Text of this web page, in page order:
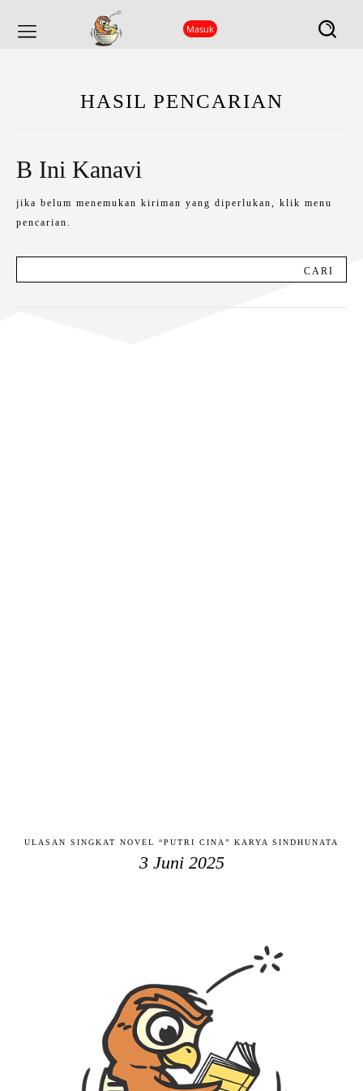
Masuk
HASIL PENCARIAN
B Ini Kanavi
jika belum menemukan kiriman yang diperlukan, klik menu
pencarian.
CARI
ULASAN SINGKAT NOVEL “PUTRI CINA” KARYA SINDHUNATA
3 Juni 2025